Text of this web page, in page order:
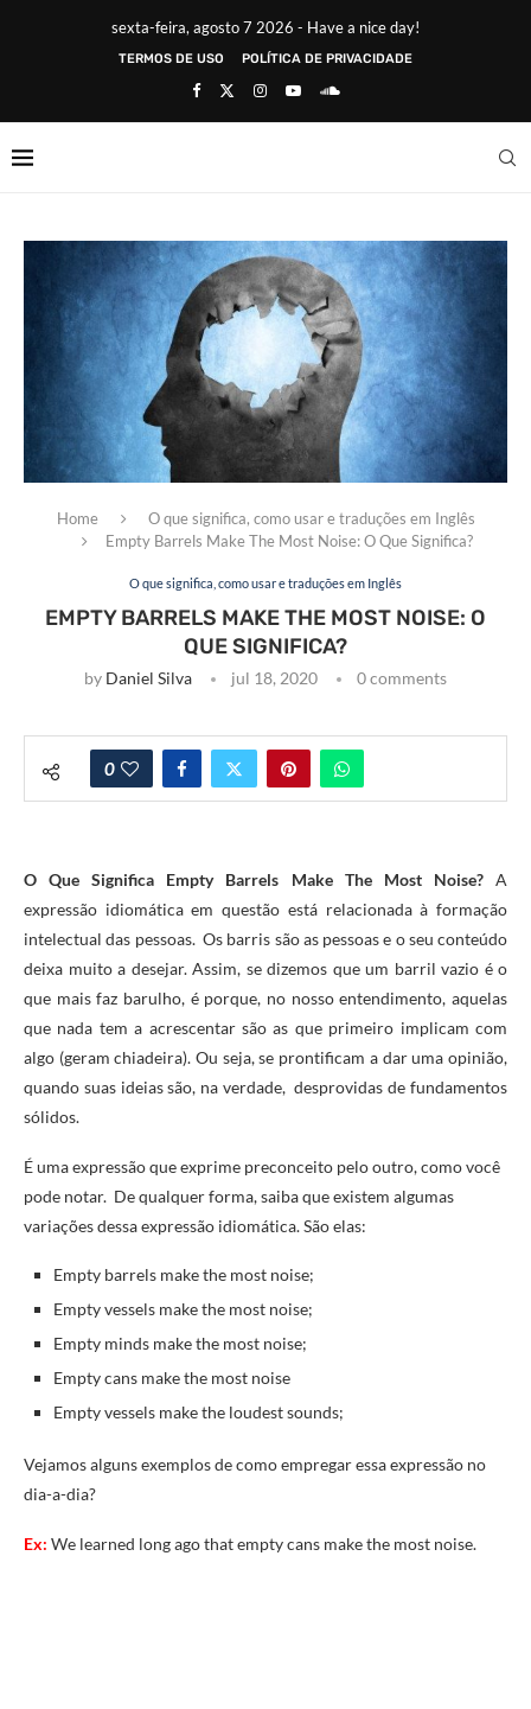
sexta-feira, agosto 7 2026 - Have a nice day!
TERMOS DE USO POLÍTICA DE PRIVACIDADE
Home
O que significa, como usar e traduções em Inglês
Empty Barrels Make The Most Noise: O Que Significa?
O que significa, como usar e traduções em Inglês
EMPTY BARRELS MAKE THE MOST NOISE: O
QUE SIGNIFICA?
by Daniel Silva jul 18, 2020 0 comments
0
O Que Significa Empty Barrels Make The Most Noise?A
expressão idiomática em questão está relacionada à formação
intelectual das pessoas. Os barris são as pessoas e o seu conteúdo
deixa muito a desejar. Assim, se dizemos que um barril vazio é o
que mais faz barulho, é porque, no nosso entendimento, aquelas
que nada tem a acrescentar são as que primeiro implicam com
algo (geram chiadeira). Ou seja, se prontificam a dar uma opinião,
quando suas ideias são, na verdade, desprovidas de fundamentos
sólidos.
É uma expressão que exprime preconceito pelo outro, como você
pode notar. De qualquer forma, saiba que existem algumas
variações dessa expressão idiomática. São elas:
Empty barrels make the most noise;
Empty vessels make the most noise;
Empty minds make the most noise;
Empty cans make the most noise
Empty vessels make the loudest sounds;
Vejamos alguns exemplos de como empregar essa expressão no
dia-a-dia?
Ex: We learned long ago that empty cans make the most noise.